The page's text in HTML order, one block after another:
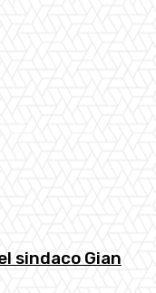
sindaco Gian